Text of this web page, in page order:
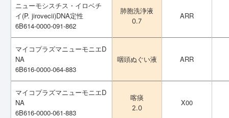
ニューモシスチス・イロベチ
イ(P. jirovecii)DNA定性
6B614-0000-091-862
肺胞洗浄液
0.7
ARR
マイコプラズマニューモニエD
NA
6B616-0000-064-883
咽頭ぬぐい液 ARR
マイコプラズマニューモニエD
NA
6B616-0000-061-883
喀痰
2.0
X00
ニューモシスチス・イロベチ
イ(P. jirovecii)DNA定性
6B614-0000-091-862
肺胞洗浄液
0.7
ARR
マイコプラズマニューモニエD
NA
6B616-0000-064-883
咽頭ぬぐい液 ARR
マイコプラズマニューモニエD
NA
6B616-0000-061-883
喀痰
2.0
X00